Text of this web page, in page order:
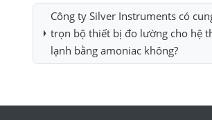
Công ty Silver Instruments có
trọn bộ thiết bị đo lường cho hệ
lạnh bằng amoniac không?